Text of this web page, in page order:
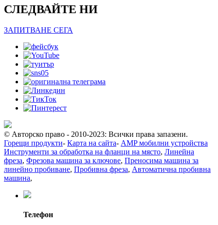
СЛЕДВАЙТЕ НИ
ЗАПИТВАНЕ СЕГА
© Авторско право - 2010-2023: Всички права запазени.
Горещи продукти- Карта на сайта- AMP мобилни устройства
Инструменти за обработка на фланци на място, Линейна
фреза, Фрезова машина за ключове, Преносима машина за
линейно пробиване, Пробивна фреза, Автоматична пробивна
машина,
Телефон